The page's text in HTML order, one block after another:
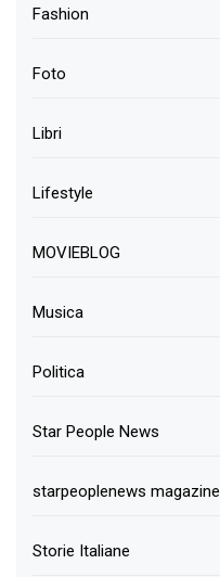
Fashion
Foto
Libri
Lifestyle
MOVIEBLOG
Musica
Politica
Star People News
starpeoplenews magazine
Storie Italiane